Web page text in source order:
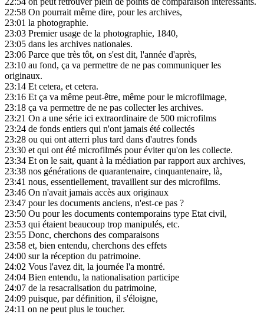
22:58 On pourrait même dire, pour les archives,
23:01 la photographie.
23:03 Premier usage de la photographie, 1840,
23:05 dans les archives nationales.
23:06 Parce que très tôt, on s'est dit, l'année d'après,
23:10 au fond, ça va permettre de ne pas communiquer les
originaux.
23:14 Et cetera, et cetera.
23:16 Et ça va même peut-être, même pour le microfilmage,
23:18 ça va permettre de ne pas collecter les archives.
23:21 On a une série ici extraordinaire de 500 microfilms
23:24 de fonds entiers qui n'ont jamais été collectés
23:28 ou qui ont atterri plus tard dans d'autres fonds
23:30 et qui ont été microfilmés pour éviter qu'on les collecte.
23:34 Et on le sait, quant à la médiation par rapport aux archives,
23:38 nos générations de quarantenaire, cinquantenaire, là,
23:41 nous, essentiellement, travaillent sur des microfilms.
23:46 On n'avait jamais accès aux originaux
23:47 pour les documents anciens, n'est-ce pas ?
23:50 Ou pour les documents contemporains type Etat civil,
23:53 qui étaient beaucoup trop manipulés, etc.
23:55 Donc, cherchons des comparaisons
23:58 et, bien entendu, cherchons des effets
24:00 sur la réception du patrimoine.
24:02 Vous l'avez dit, la journée l'a montré.
24:04 Bien entendu, la nationalisation participe
24:07 de la resacralisation du patrimoine,
24:09 puisque, par définition, il s'éloigne,
24:11 on ne peut plus le toucher.